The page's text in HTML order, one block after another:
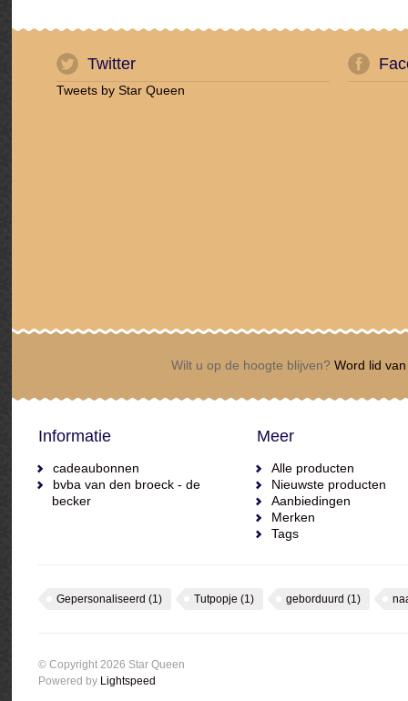
Twitter
Tweets by Star Queen
Wilt u op de hoogte blijven? Word lid
Informatie
cadeaubonnen
bvba van den broeck - de
becker
Meer
Alle producten
Nieuwste producten
Aanbiedingen
Merken
Tags
Gepersonaliseerd (1) Tutpopje (1) geborduurd (1)
© Copyright 2026 Star Queen
Powered by Lightspeed